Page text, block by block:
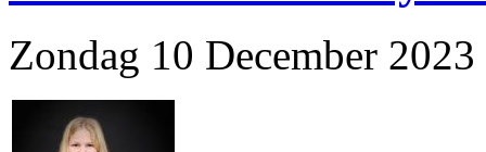
Zondag 10 December